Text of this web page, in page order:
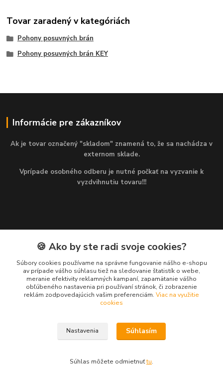
Tovar zaradený v kategóriách
Pohony posuvných brán
Pohony posuvných brán KEY
Informácie pre zákazníkov
Ak je tovar označený "skladom" znamená to, že sa nachádza v
externom sklade.
Vprípade osobného odberu je nutné počkať na vyzvanie k
vyzdvihnutiu tovaru!!!
Kontakty
Martin
+421 949 143 523
(Po-Pia, 8-16 hod.)
🍪 Ako by ste radi svoje cookies?
Súbory cookies používame na správne fungovanie nášho e-shopu
av prípade vášho súhlasu tiež na sledovanie štatistík o webe,
meranie efektivity reklamných kampaní, zapamätanie vášho
obľúbeného nastavenia pri používaní stránok, či zobrazenie
reklám zodpovedajúcich vašim preferenciám. Viac na využitie
cookies
Nastavenia Súhlasím
Súhlas môžete odmietnuťtu.